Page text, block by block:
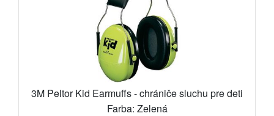
3M Peltor Kid Earmuffs - chrániče sluchu pre deti
Farba: Zelená